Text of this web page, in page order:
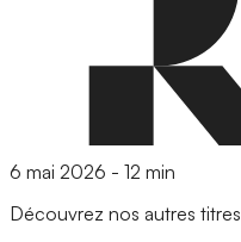
6 mai 2026 - 12 min
Découvrez nos autres titres